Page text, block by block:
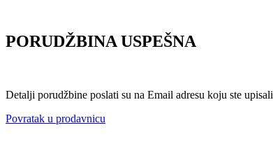
PORUDŽBINA USPEŠNA
Detalji porudžbine poslati su na Email adresu koju ste upisali
Povratak u prodavnicu